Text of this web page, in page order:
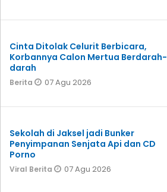
Cinta Ditolak Celurit Berbicara,
Korbannya Calon Mertua Berdarah-
darah
Berita 07 Agu 2026
Sekolah di Jaksel jadi Bunker
Penyimpanan Senjata Api dan CD
Porno
Viral Berita 07 Agu 2026